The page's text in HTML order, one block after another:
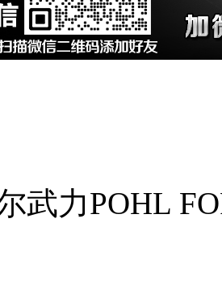
武力POHL